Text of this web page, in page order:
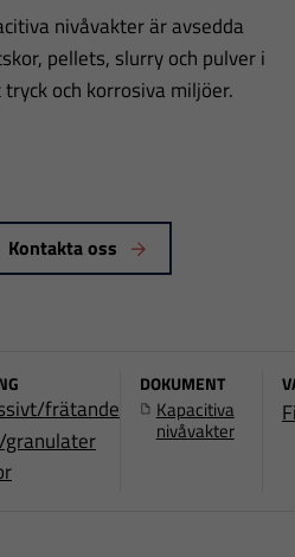
nivåvakter är avsedda
pellets, slurry och pulver i
och korrosiva miljöer.
Kontakta oss
frätande
granulater
DOKUMENT
Kapacitiva
nivåvakter